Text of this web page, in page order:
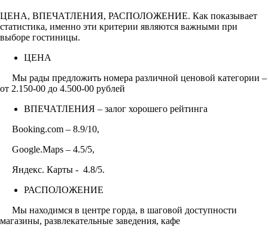
ЦЕНА, ВПЕЧАТЛЕНИЯ, РАСПОЛОЖЕНИЕ. Как показывает
статистика, именно эти критерии являются важными при
выборе гостиницы.
ЦЕНА
Мы рады предложить номера различной ценовой категории –
от 2.150-00 до 4.500-00 рублей
ВПЕЧАТЛЕНИЯ – залог хорошего рейтинга
Booking.com – 8.9/10,
Google.Maps – 4.5/5,
Яндекс. Карты - 4.8/5.
РАСПОЛОЖЕНИЕ
Мы находимся в центре горда, в шаговой доступности
магазины, развлекательные заведения, кафе